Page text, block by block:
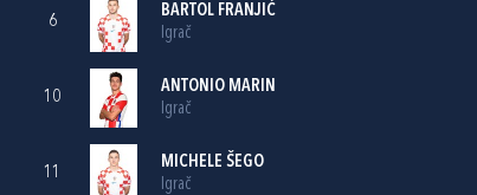
6
BARTOL FRANJIĆ
Igrač
10
ANTONIO MARIN
Igrač
11
MICHELE ŠEGO
Igrač